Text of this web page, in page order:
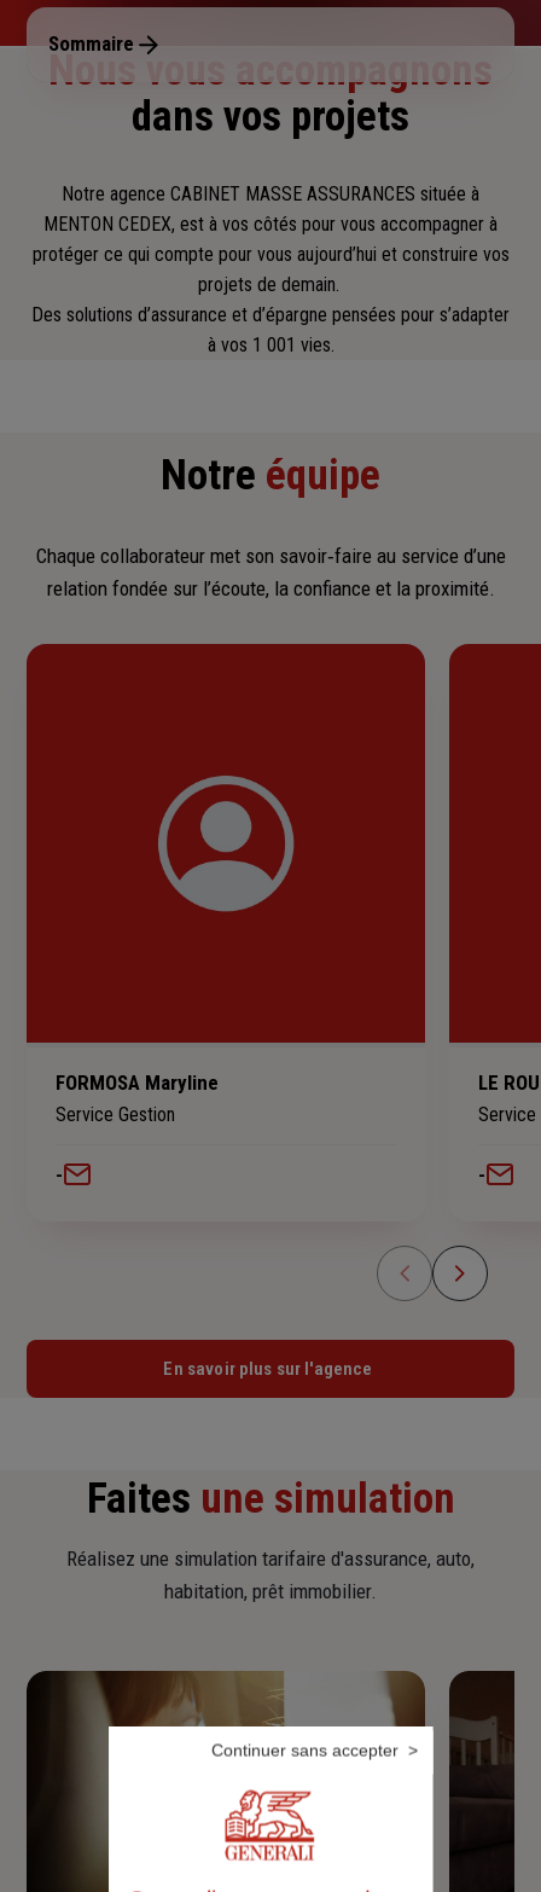
Dimanche : Fermé
Sommaire
Nous vous accompagnons
dans vos projets
Notre agence CABINET MASSE ASSURANCES située à
MENTON CEDEX, est à vos côtés pour vous accompagner à
protéger ce qui compte pour vous aujourd’hui et construire vos
projets de demain.
Des solutions d’assurance et d’épargne pensées pour s’adapter
à vos 1 001 vies.
Notre équipe
Chaque collaborateur met son savoir‑faire au service d’une
relation fondée sur l’écoute, la confiance et la proximité.
FORMOSA Maryline
Service Gestion
-
LE
Service
-
En savoir plus sur l'agence
Faites une simulation
Réalisez une simulation tarifaire d'assurance, auto,
habitation, prêt immobilier.
Continuer sans accepter